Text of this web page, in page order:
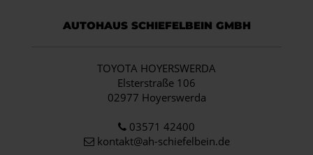
AUTOHAUS SCHIEFELBEIN GMBH
TOYOTA HOYERSWERDA
Elsterstraße 106
02977 Hoyerswerda
03571 42400
kontakt@ah-schiefelbein.de